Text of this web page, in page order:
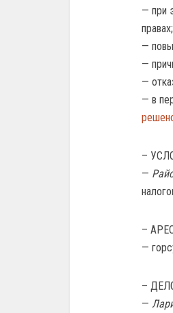
— при
правах;
—
—
—
— в
–
—
–
—
–
—